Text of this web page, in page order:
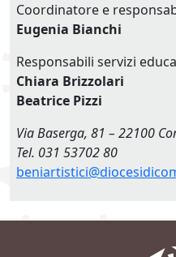
Coordinatore e
Eugenia Bianchi
Responsabili servizi
Chiara Brizzolari
Beatrice Pizzi
Via Baserga, 81 – 22100
Tel. 031 53702 80